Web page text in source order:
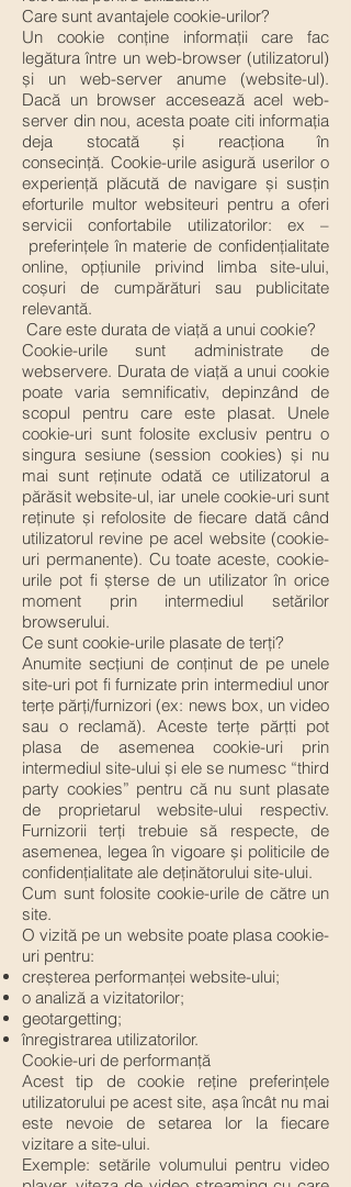
Care sunt avantajele cookie-urilor?
Un cookie conține informații care fac
legătura între un web-browser (utilizatorul)
și un web-server anume (website-ul).
Dacă un browser accesează acel web-
server din nou, acesta poate citi informația
deja stocată și reacționa în
consecință. Cookie-urile asigură userilor o
experiență plăcută de navigare și susțin
eforturile multor websiteuri pentru a oferi
servicii confortabile utilizatorilor: ex –
preferințele în materie de confidențialitate
online, opțiunile privind limba site-ului,
coșuri de cumpărături sau publicitate
relevantă.
Care este durata de viață a unui cookie?
Cookie-urile sunt administrate de
webservere. Durata de viață a unui cookie
poate varia semnificativ, depinzând de
scopul pentru care este plasat. Unele
cookie-uri sunt folosite exclusiv pentru o
singura sesiune (session cookies) și nu
mai sunt reținute odată ce utilizatorul a
părăsit website-ul, iar unele cookie-uri sunt
reținute și refolosite de fiecare dată când
utilizatorul revine pe acel website (cookie-
uri permanente). Cu toate aceste, cookie-
urile pot fi șterse de un utilizator în orice
moment prin intermediul setărilor
browserului.
Ce sunt cookie-urile plasate de terți?
Anumite secțiuni de conținut de pe unele
site-uri pot fi furnizate prin intermediul unor
terțe părți/furnizori (ex: news box, un video
sau o reclamă). Aceste terțe părțti pot
plasa de asemenea cookie-uri prin
intermediul site-ului și ele se numesc “third
party cookies” pentru că nu sunt plasate
de proprietarul website-ului respectiv.
Furnizorii terți trebuie să respecte, de
asemenea, legea în vigoare și politicile de
confidențialitate ale deținătorului site-ului.
Cum sunt folosite cookie-urile de către un
site.
O vizită pe un website poate plasa cookie-
uri pentru:
creșterea performanței website-ului;
o analiză a vizitatorilor;
geotargetting;
înregistrarea utilizatorilor.
Cookie-uri de performanță
Acest tip de cookie reține preferințele
utilizatorului pe acest site, așa încât nu mai
este nevoie de setarea lor la fiecare
vizitare a site-ului.
Exemple: setările volumului pentru video